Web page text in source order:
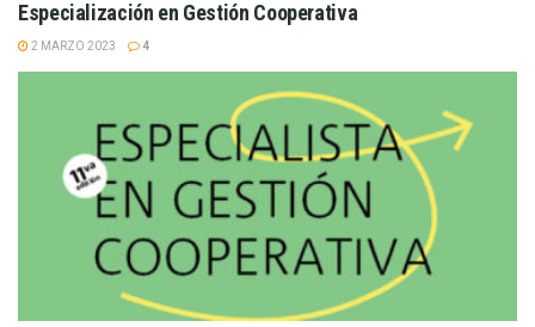
Especialización en Gestión Cooperativa
2 MARZO 2023 4